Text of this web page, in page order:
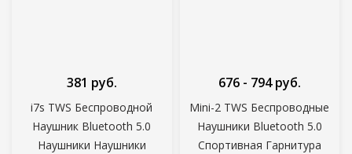
i7s TWS Беспроводной
Наушник Bluetooth 5.0
Наушники Наушники
381 руб.
Mini-2 TWS Беспроводные
Наушники Bluetooth 5.0
Спортивная Гарнитура
676 - 794 руб.